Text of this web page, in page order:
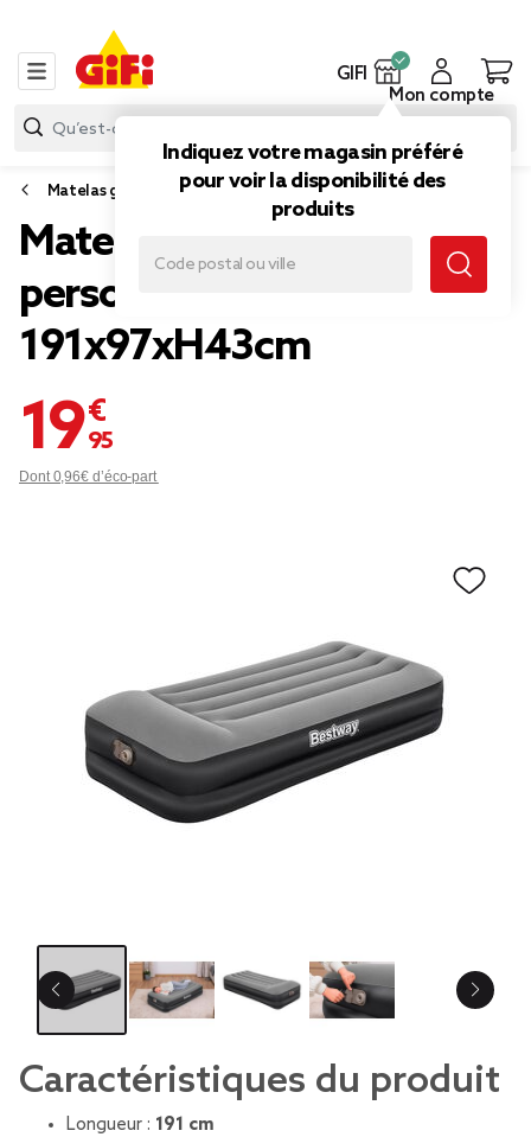
GIFI
Indiquez votre magasin préféré
pour voir la disponibilité des
produits
Mon compte
Matelas gonflable et couchage
Matelas lit gonflable 1
personne Bestway bleu
191x97xH43cm
19,95 €
Dont 0,96€ d’éco-part
Caractéristiques du produit
Longueur : 191 cm